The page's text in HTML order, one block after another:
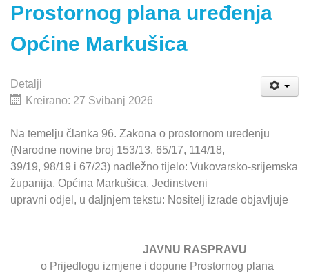
Prostornog plana uređenja
Općine Markušica
Detalji
Kreirano: 27 Svibanj 2026
Na temelju članka 96. Zakona o prostornom uređenju
(Narodne novine broj 153/13, 65/17, 114/18,
39/19, 98/19 i 67/23) nadležno tijelo: Vukovarsko-srijemska
županija, Općina Markušica, Jedinstveni
upravni odjel, u daljnjem tekstu: Nositelj izrade objavljuje
JAVNU RASPRAVU
o Prijedlogu izmjene i dopune Prostornog plana